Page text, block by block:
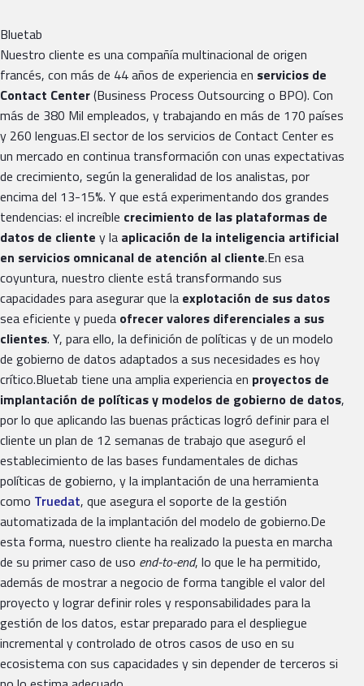
Bluetab
Nuestro cliente es una compañía multinacional de origen
francés, con más de 44 años de experiencia en servicios de
Contact Center(Business Process Outsourcing o BPO). Con
más de 380 Mil empleados, y trabajando en más de 170 países
y 260 lenguas.El sector de los servicios de Contact Center es
un mercado en continua transformación con unas expectativas
de crecimiento, según la generalidad de los analistas, por
encima del 13-15%. Y que está experimentando dos grandes
tendencias: el increíble crecimiento de las plataformas de
datos de cliente y la aplicación de la inteligencia artificial
en servicios omnicanal de atención al cliente.En esa
coyuntura, nuestro cliente está transformando sus
capacidades para asegurar que la explotación de sus datos
sea eficiente y pueda ofrecer valores diferenciales a sus
clientes. Y, para ello, la definición de políticas y de un modelo
de gobierno de datos adaptados a sus necesidades es hoy
crítico.Bluetab tiene una amplia experiencia en proyectos de
implantación de políticas y modelos de gobierno de datos,
por lo que aplicando las buenas prácticas logró definir para el
cliente un plan de 12 semanas de trabajo que aseguró el
establecimiento de las bases fundamentales de dichas
políticas de gobierno, y la implantación de una herramienta
como Truedat, que asegura el soporte de la gestión
automatizada de la implantación del modelo de gobierno.De
esta forma, nuestro cliente ha realizado la puesta en marcha
de su primer caso de uso end-to-end, lo que le ha permitido,
además de mostrar a negocio de forma tangible el valor del
proyecto y lograr definir roles y responsabilidades para la
gestión de los datos, estar preparado para el despliegue
incremental y controlado de otros casos de uso en su
ecosistema con sus capacidades y sin depender de terceros si